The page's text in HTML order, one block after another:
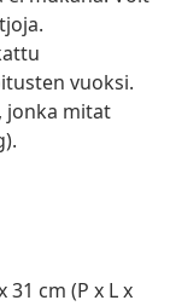
vuoksi.
jonka mitat
cm (P x L x